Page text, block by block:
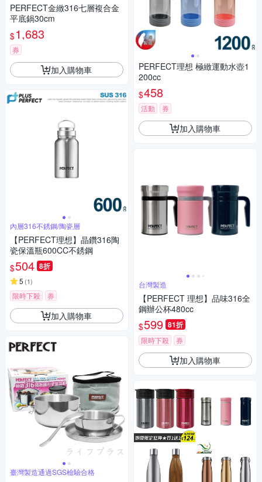
PERFECT金緻316七層複合金
平底鍋30cm
$1,683
券
加入購物車
內層316不銹鋼/陶瓷層
【PERFECT理想】晶鑽316陶
瓷保溫瓶600CC不銹鋼
$504 8折
5 (1)
限時下殺 券
加入購物車
臺灣製造通過SGS檢驗合格
PERFECT理想 極緻運動水壺1
200cc
$458
活動 券
加入購物車
台灣製造
【PERFECT 理想】品味316全
鋼辦公杯480cc
$599 81折
限時下殺 券
加入購物車